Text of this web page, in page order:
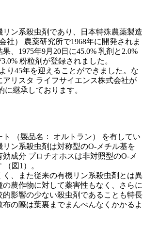
ン系殺虫剤であり、日本特殊農薬製造
社） 農薬研究所で1968年に開発されま
、1975年9月20日に45.0% 乳剤と2.0%
粉粒剤が登録されました。
り45年を迎えることができました。な
リスタ ライフサイエンス株式会社が
継承しております。
（製品名： オルトラン） を有してい
ン系殺虫剤は対称型のO-メチル基を
成分 プロチオホスは非対照型のO-メ
図1）。
、また従来の有機リン系殺虫剤とは異
農作物に対して薬害性もなく、さらに
影響の少ない殺虫剤であることも特長
の際は葉裏までまんべんなくかかるよ